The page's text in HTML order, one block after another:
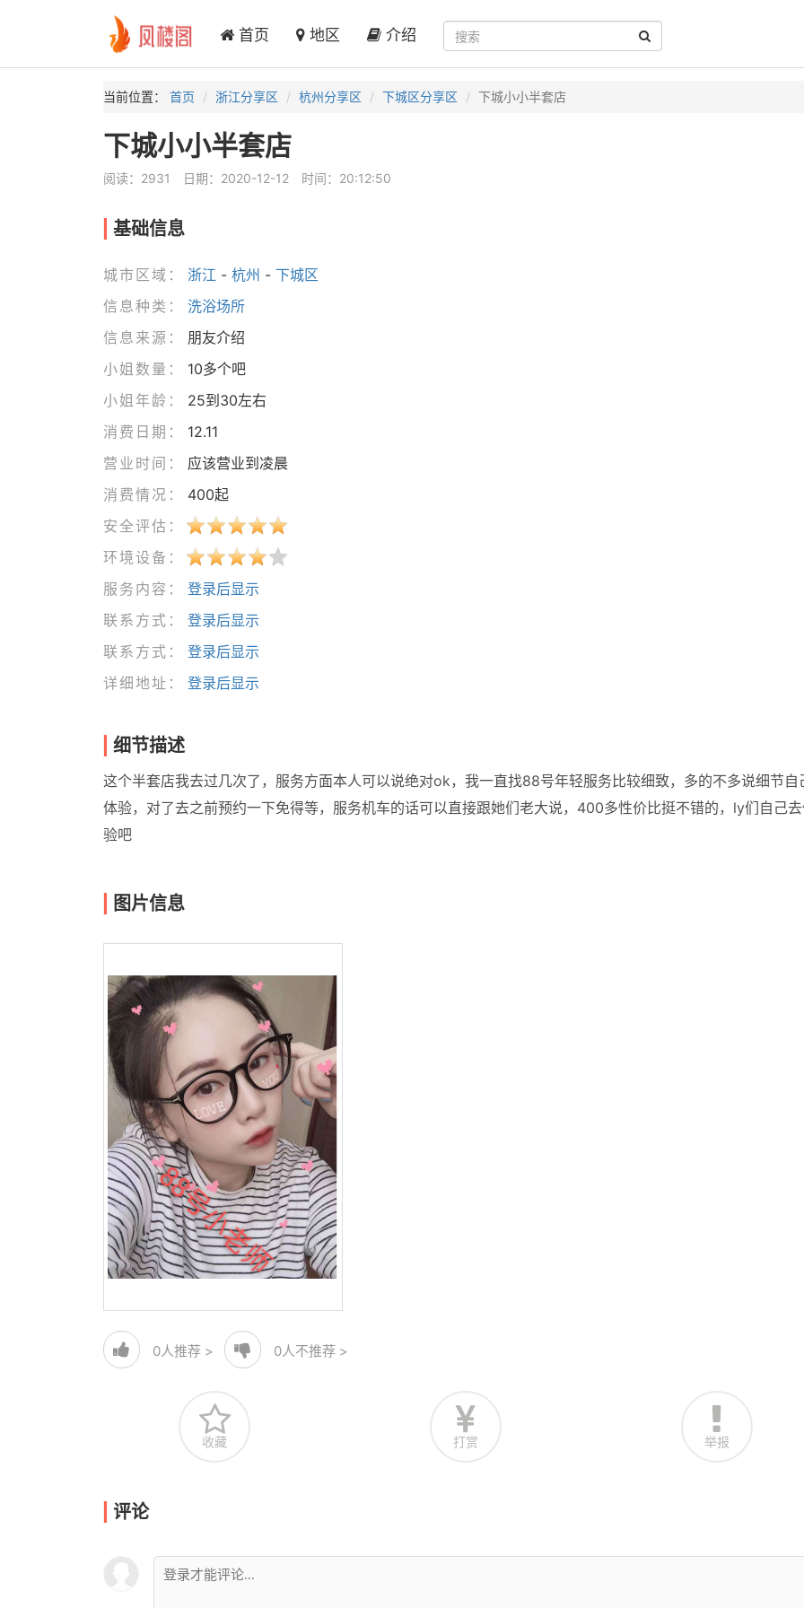
首页 地区 介绍
当前位置： 首页 浙江分享区 杭州分享区 下城区分享区 下城小小半套店
下城小小半套店
阅读：2931 日期：2020-12-12 时间：20:12:50
基础信息
城市区域： 浙江 - 杭州 - 下城区
信息种类：
洗浴场所
信息来源：
朋友介绍
小姐数量：
10多个吧
小姐年龄：
25到30左右
消费日期：
12.11
营业时间：
应该营业到凌晨
消费情况：
400起
安全评估：
环境设备：
服务内容：
登录后显示
联系方式：
登录后显示
联系方式：
登录后显示
详细地址：
登录后显示
细节描述
这个半套店我去过几次了，服务方面本人可以说绝对ok，我一直找88号年轻服务比较细致，多的不多说细节自
体验，对了去之前预约一下免得等，服务机车的话可以直接跟她们老大说，400多性价比挺不错的，ly们自己
验吧
图片信息
0人推荐 > 0人不推荐 >
收藏 打赏 举报
评论